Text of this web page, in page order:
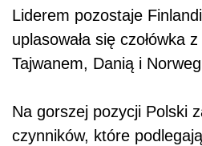
Liderem pozostaje
uplasowała się czołówka
Tajwanem, Danią i
Na gorszej pozycji Polski
czynników, które